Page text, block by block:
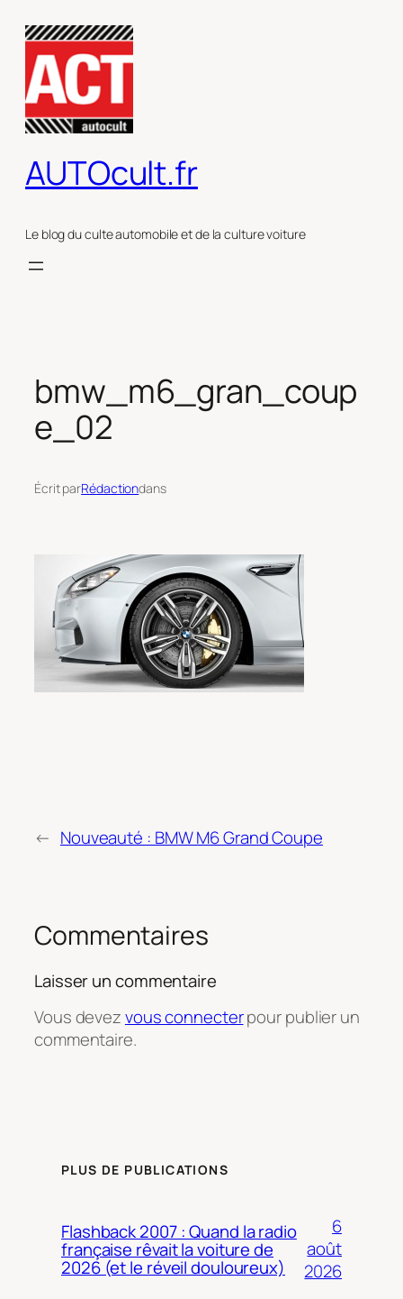
contenu
AUTOcult.fr
Le blog du culte automobile et de la culture voiture
bmw_m6_gran_coup
e_02
Écrit parRédactiondans
← Nouveauté : BMW M6 Grand Coupe
Commentaires
Laisser un commentaire
Vous devezvous connecterpour publier un
commentaire.
PLUS DE PUBLICATIONS
Flashback 2007 : Quand la radio
française rêvait la voiture de
2026 (et le réveil douloureux)
6
août
2026